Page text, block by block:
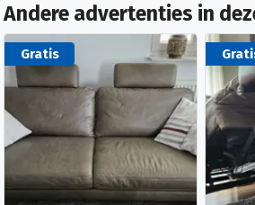
Andere advertenties in
Gratis